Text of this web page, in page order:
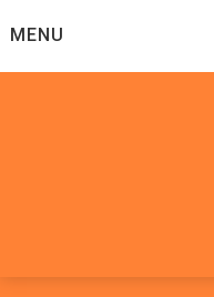
toMENU